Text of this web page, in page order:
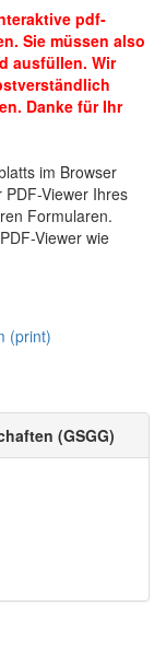
pdf-
Sie müssen also
ausfüllen. Wir
Danke für Ihr
im Browser
Viewer Ihres
Formularen.
Viewer wie
(print)
(GSGG)